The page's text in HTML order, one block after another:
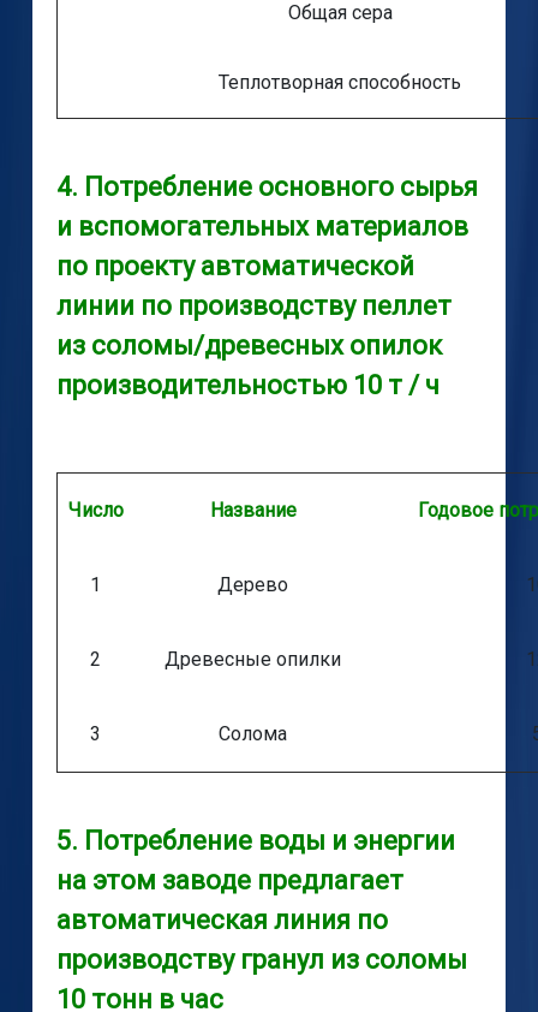
Общая сера
Теплотворная способность
4. Потребление основного сырья
и вспомогательных материалов
по проекту автоматической
линии по производству пеллет
из соломы/древесных опилок
производительностью 10 т / ч
Число Название Годовое
1 Дерево
2 Древесные опилки
3 Солома
5. Потребление воды и энергии
на этом заводе предлагает
автоматическая линия по
производству гранул из соломы
10 тонн в час